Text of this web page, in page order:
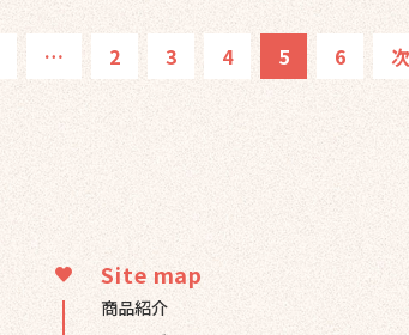
… 2 3 4 5 6
Site map
商品紹介